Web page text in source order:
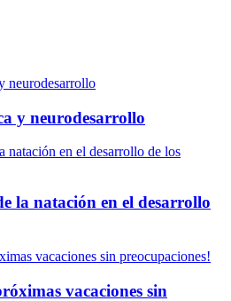
y neurodesarrollo
la natación en el desarrollo
vacaciones sin